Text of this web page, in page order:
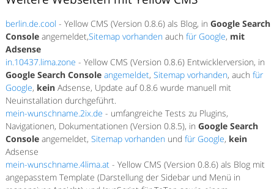
berlin.de.cool - Yellow CMS (Version 0.8.6) als Blog, inGoogle Search
Console angemeldet,Sitemap vorhanden auchfür Google, mit
Adsense
in.10437.lima.zone - Yellow CMS (Version 0.8.6) Entwicklerversion, in
Google Search Console angemeldet,Sitemap vorhanden, auchfür
Google, kein Adsense, Update auf 0.8.6 wurde manuell mit
Neuinstallation durchgeführt.
mein-wunschname.2ix.de - umfangreiche Tests zu Plugins,
Navigationen, Dokumentationen (Version 0.8.5), inGoogle Search
Console angemeldet,Sitemap vorhanden undfür Google, kein
Adsense
mein-wunschname.4lima.at - Yellow CMS (Version 0.8.6) als Blog mit
angepasstem Template (Darstellung der Sidebar und Menü in